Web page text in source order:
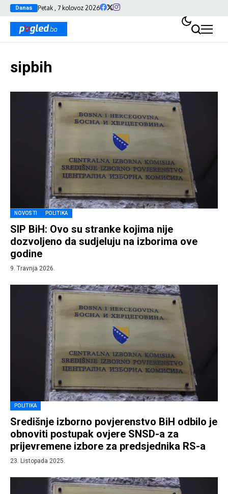
Danas Petak , 7 kolovoz 2026
sipbih
NOVOSTI POLITIKA
SIP BiH: Ovo su stranke kojima nije
dozvoljeno da sudjeluju na izborima ove
godine
9. Travnja 2026.
POLITIKA
Središnje izborno povjerenstvo BiH odbilo je
obnoviti postupak ovjere SNSD-a za
prijevremene izbore za predsjednika RS-a
23. Listopada 2025.